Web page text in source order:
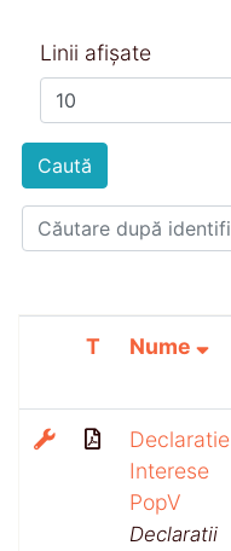
Linii afișate
Caută
T Nume
Declaratie
Interese
PopV
Declaratii